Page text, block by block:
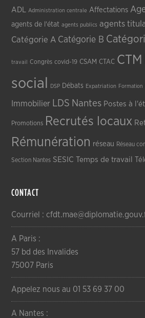
ADL Administration centrale Affectations
agents de l'état agents publics agents
Catégorie A Catégorie B
travail Congrès covid-19 CSAM CTAC CTM
social
DSP Débats Expatriation Formation
Immobilier LDS Nantes Postes à
Promotions Recrutés locaux
Rémunération réseau Réseau
Section Nantes SESIC Temps de travail
CONTACT
Courriel :
A Paris :
57 bd des Invalides
75007 Paris
Appelez nous au 01 53 69 37 00
A Nantes :